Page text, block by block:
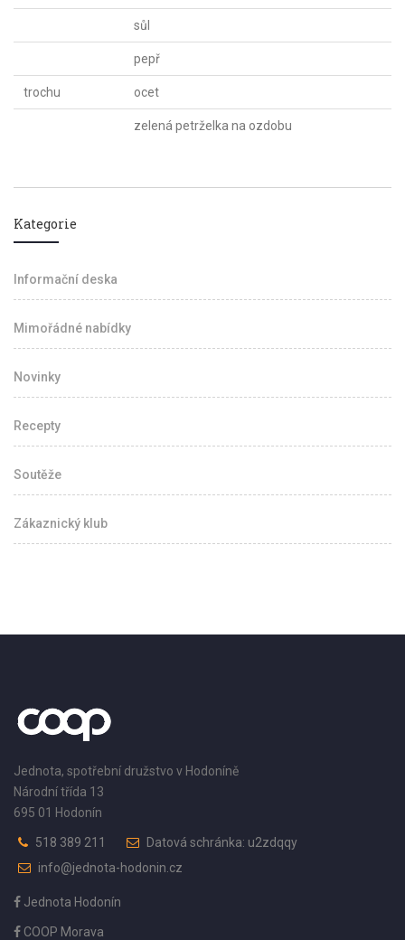
sůl
pepř
trochu ocet
zelená petrželka na ozdobu
Kategorie
Informační deska
Mimořádné nabídky
Novinky
Recepty
Soutěže
Zákaznický klub
Jednota, spotřební družstvo v Hodoníně
Národní třída 13
695 01 Hodonín
518 389 211
Datová schránka: u2zdqqy
info@jednota-hodonin.cz
Jednota Hodonín
COOP Morava